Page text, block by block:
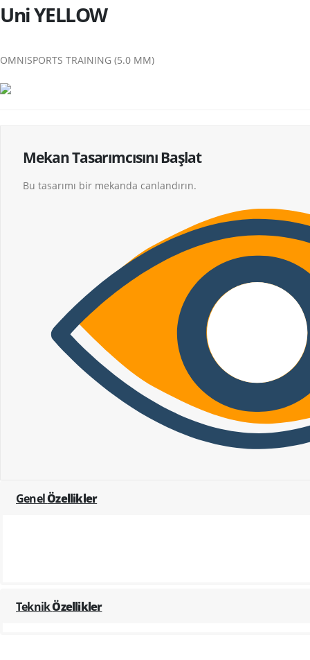
Uni YELLOW
OMNISPORTS TRAINING (5.0 MM)
Mekan Tasarımcısını Başlat
Bu tasarımı bir mekanda canlandırın.
GenelÖzellikler
TeknikÖzellikler